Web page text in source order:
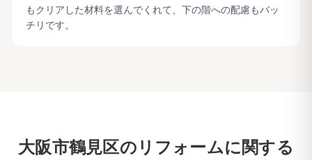
もクリアした材料を選んでくれて、下の階への配慮もバッ
チリです。
大阪市鶴見区のリフォームに関する